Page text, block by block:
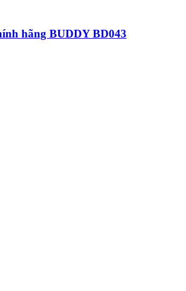
hãng BUDDY BD043